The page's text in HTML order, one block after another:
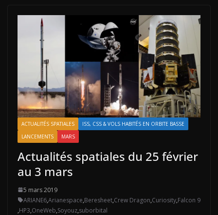
ACTUALITÉS SPATIALES
ISS, CSS & VOLS HABITÉS EN ORBITE BASSE
LANCEMENTS
MARS
Actualités spatiales du 25 février
au 3 mars
5 mars 2019
ARIANE6,Arianespace,Beresheet,Crew Dragon,Curiosity,Falcon 9
,HP3,OneWeb,Soyouz,suborbital